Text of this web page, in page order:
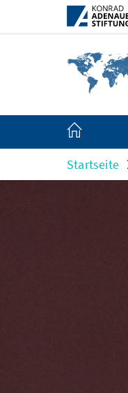
Zum Hauptinhalt
Startseite